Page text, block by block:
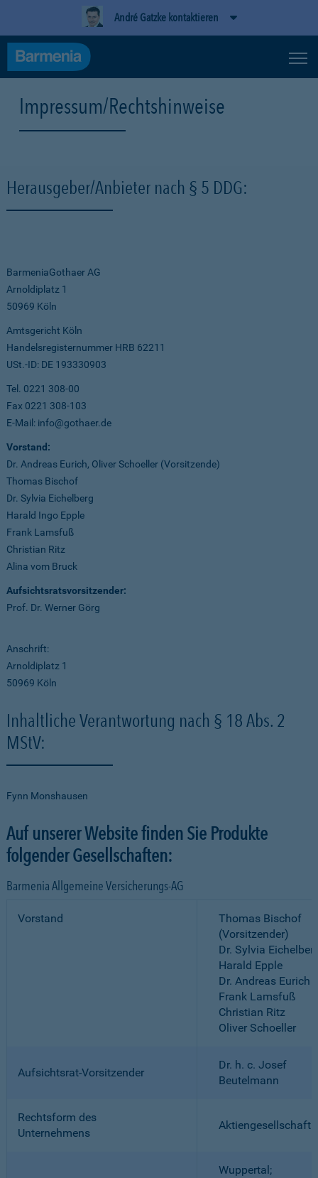
André Gatzke kontaktieren
Impressum/Rechtshinweise
Herausgeber/Anbieter nach § 5 DDG:
BarmeniaGothaer AG
Arnoldiplatz 1
50969 Köln
Amtsgericht Köln
Handelsregisternummer HRB 62211
USt.-ID: DE 193330903
Tel. 0221 308-00
Fax 0221 308-103
E-Mail: info@gothaer.de
Vorstand:
Dr. Andreas Eurich, Oliver Schoeller (Vorsitzende)
Thomas Bischof
Dr. Sylvia Eichelberg
Harald Ingo Epple
Frank Lamsfuß
Christian Ritz
Alina vom Bruck
Aufsichtsratsvorsitzender:
Prof. Dr. Werner Görg
Anschrift:
Arnoldiplatz 1
50969 Köln
Inhaltliche Verantwortung nach § 18 Abs. 2
MStV:
Fynn Monshausen
Auf unserer Website finden Sie Produkte
folgender Gesellschaften:
Barmenia Allgemeine Versicherungs-AG
Vorstand
Thomas Bischof
(Vorsitzender)
Dr. Sylvia
Harald Epple
Dr. Andreas Eurich
Frank Lamsfuß
Christian Ritz
Oliver Schoeller
Aufsichtsrat-Vorsitzender
Dr. h. c. Josef
Beutelmann
Rechtsform des
Unternehmens
Aktiengesellschaft
Wuppertal;